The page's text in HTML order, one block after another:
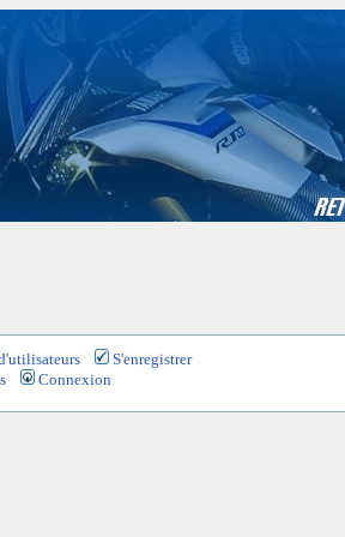
S'enregistrer
Connexion